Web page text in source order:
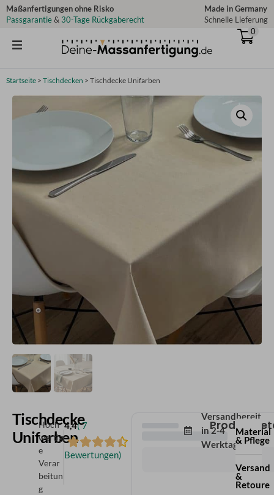
Zum
Inhalt
Maßanfertigungen ohne Risko
Passgarantie& 30-Tage Rückgaberecht
Made in Germany
Schnelle Lieferung
0
Startseite > Tischdecken > Tischdecke Unifarben
Tischdecke
Unifarben
Hoch
wertig
e
Verar
beitun
g
4,4( 7
Bewertungen)
Versandbereit
in2-4
Werktagen
Material
& Pflege
Versand
&
Retoure